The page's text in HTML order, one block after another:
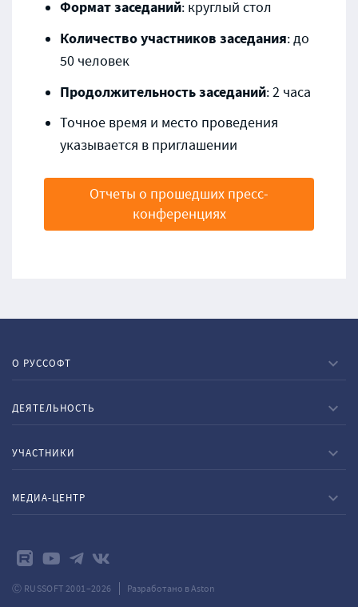
Формат заседаний: круглый стол
Количество участников заседания: до
50 человек
Продолжительность заседаний: 2 часа
Точное время и место проведения
указывается в приглашении
Отчеты о прошедших пресс-
конференциях
О РУССОФТ
ДЕЯТЕЛЬНОСТЬ
УЧАСТНИКИ
МЕДИА-ЦЕНТР
Ⓒ RUSSOFT 2001–2026 Разработано в Aston